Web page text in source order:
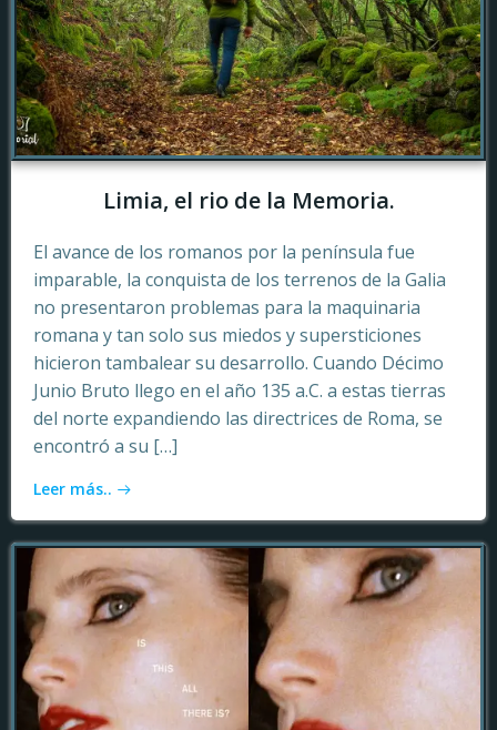
Limia, el rio de la Memoria.
El avance de los romanos por la península fue
imparable, la conquista de los terrenos de la Galia
no presentaron problemas para la maquinaria
romana y tan solo sus miedos y supersticiones
hicieron tambalear su desarrollo. Cuando Décimo
Junio Bruto llego en el año 135 a.C. a estas tierras
del norte expandiendo las directrices de Roma, se
encontró a su […]
Leer más..